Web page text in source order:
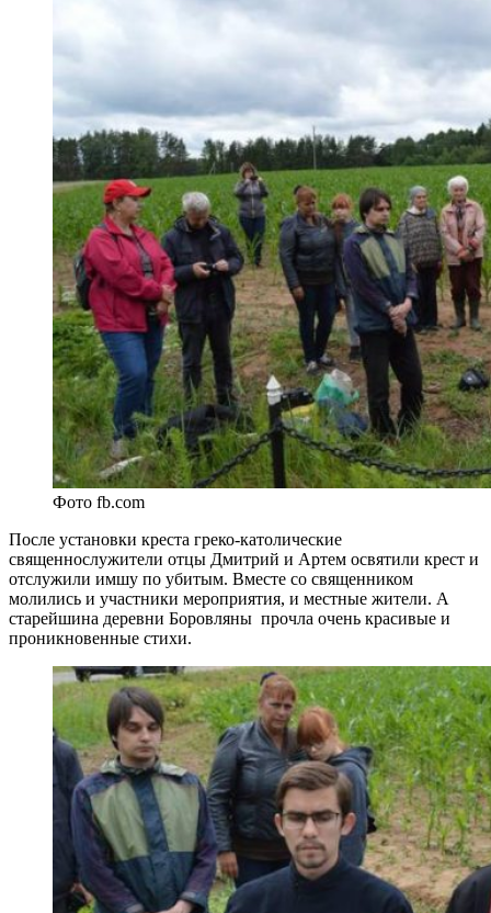
Фото fb.com
После установки креста греко-католические
священнослужители отцы Дмитрий и Артем освятили крест и
отслужили имшу по убитым. Вместе со священником
молились и участники мероприятия, и местные жители. А
старейшина деревни Боровляны прочла очень красивые и
проникновенные стихи.